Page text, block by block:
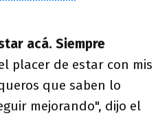
acá. Siempre
placer de estar con mis
que saben lo
mejorando", dijo el